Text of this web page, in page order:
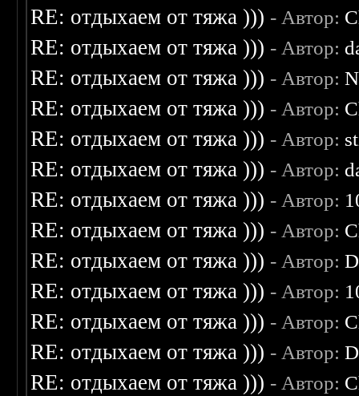
RE: отдыхаем от тяжа ))) - Автор:
RE: отдыхаем от тяжа ))) - Автор:
RE: отдыхаем от тяжа ))) - Автор:
RE: отдыхаем от тяжа ))) - Автор:
RE: отдыхаем от тяжа ))) - Автор:
RE: отдыхаем от тяжа ))) - Автор:
RE: отдыхаем от тяжа ))) - Автор:
RE: отдыхаем от тяжа ))) - Автор:
RE: отдыхаем от тяжа ))) - Автор:
RE: отдыхаем от тяжа ))) - Автор:
RE: отдыхаем от тяжа ))) - Автор:
RE: отдыхаем от тяжа ))) - Автор:
RE: отдыхаем от тяжа ))) - Автор: